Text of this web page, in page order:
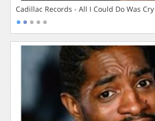
Cadillac Records - All I Could Do Was